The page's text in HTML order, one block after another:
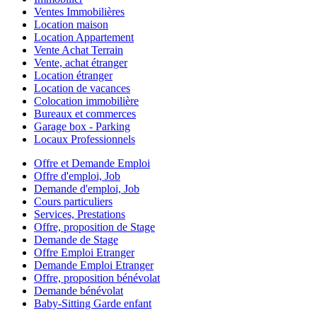
Ventes Immobilières
Location maison
Location Appartement
Vente Achat Terrain
Vente, achat étranger
Location étranger
Location de vacances
Colocation immobilière
Bureaux et commerces
Garage box - Parking
Locaux Professionnels
Offre et Demande Emploi
Offre d'emploi, Job
Demande d'emploi, Job
Cours particuliers
Services, Prestations
Offre, proposition de Stage
Demande de Stage
Offre Emploi Etranger
Demande Emploi Etranger
Offre, proposition bénévolat
Demande bénévolat
Baby-Sitting Garde enfant